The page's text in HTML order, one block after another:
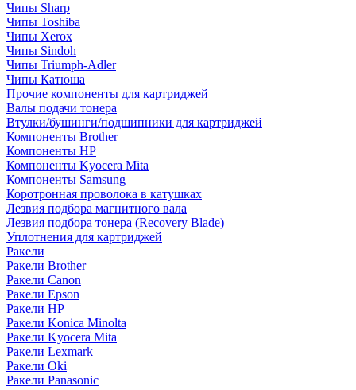
Чипы Sharp
Чипы Toshiba
Чипы Xerox
Чипы Sindoh
Чипы Triumph-Adler
Чипы Катюша
Прочие компоненты для картриджей
Валы подачи тонера
Втулки/бушинги/подшипники для картриджей
Компоненты Brother
Компоненты HP
Компоненты Kyocera Mita
Компоненты Samsung
Коротронная проволока в катушках
Лезвия подбора магнитного вала
Лезвия подбора тонера (Recovery Blade)
Уплотнения для картриджей
Ракели
Ракели Brother
Ракели Canon
Ракели Epson
Ракели HP
Ракели Konica Minolta
Ракели Kyocera Mita
Ракели Lexmark
Ракели Oki
Ракели Panasonic